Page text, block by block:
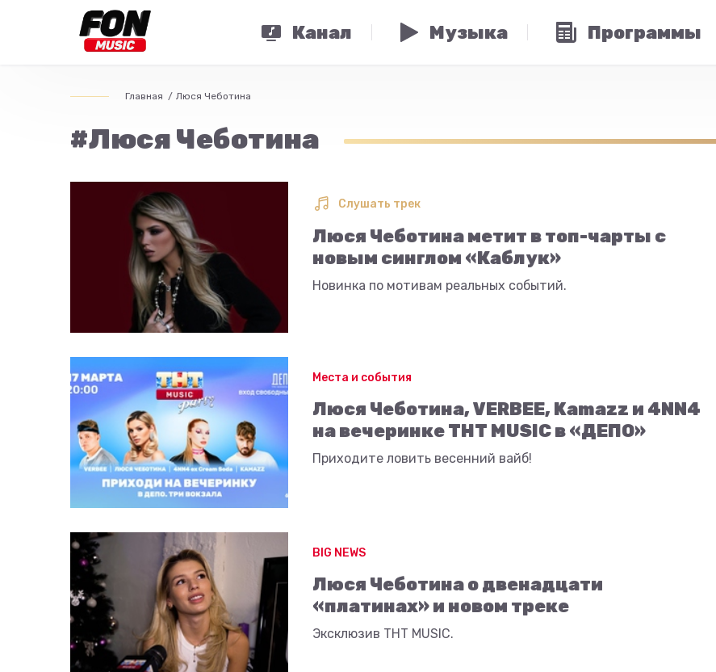
Канал Музыка Программы
Главная Люся Чеботина
#Люся Чеботина
Слушать трек
Люся Чеботина метит в топ-чарты с
новым синглом «Каблук»
Новинка по мотивам реальных событий.
Места и события
Люся Чеботина, VERBEE, Kamazz и 4NN4
на вечеринке ТНТ MUSIC в «ДЕПО»
Приходите ловить весенний вайб!
BIG NEWS
Люся Чеботина о двенадцати
«платинах» и новом треке
Эксклюзив ТНТ MUSIC.